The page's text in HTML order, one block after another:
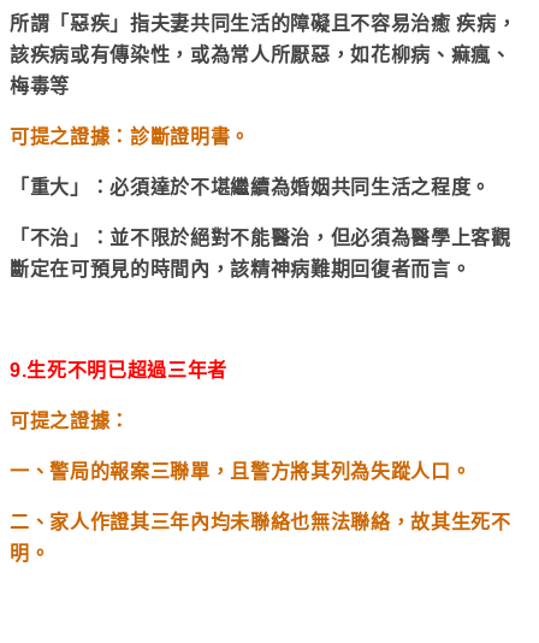
所謂「惡疾」指夫妻共同生活的障礙且不容易治癒 疾病，
該疾病或有傳染性，或為常人所厭惡，如花柳病、痲瘋、
梅毒等
可提之證據：診斷證明書。
「重大」：必須達於不堪繼續為婚姻共同生活之程度。
「不治」：並不限於絕對不能醫治，但必須為醫學上客觀
斷定在可預見的時間內，該精神病難期回復者而言。
9.生死不明已超過三年者
可提之證據：
一、警局的報案三聯單，且警方將其列為失蹤人口。
二、家人作證其三年內均未聯絡也無法聯絡，故其生死不
明。